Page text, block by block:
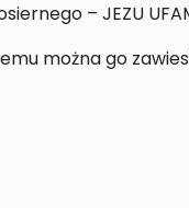
– JEZU
można go